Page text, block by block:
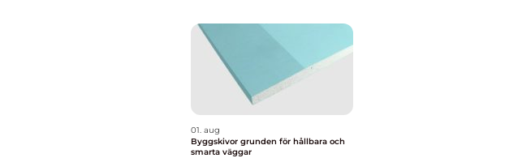
01. aug
Byggskivor grunden för hållbara och
smarta väggar